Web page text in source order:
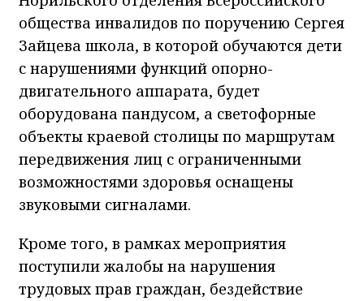
общества инвалидов по поручению Сергея
Зайцева школа, в которой обучаются дети
с нарушениями функций опорно-
двигательного аппарата, будет
оборудована пандусом, а светофорные
объекты краевой столицы по маршрутам
передвижения лиц с ограниченными
возможностями здоровья оснащены
звуковыми сигналами.
Кроме того, в рамках мероприятия
поступили жалобы на нарушения
трудовых прав граждан, бездействие